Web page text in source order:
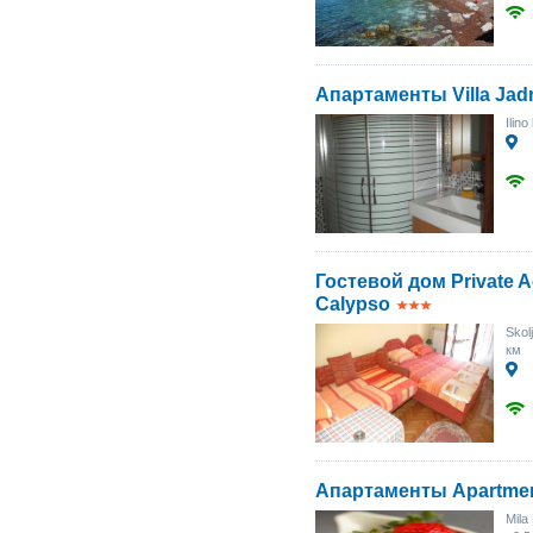
Апартаменты Villa
Ilino
Гостевой дом Private
Calypso
км
Апартаменты
Mila